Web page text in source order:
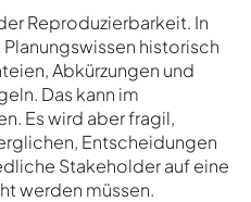
Reproduzierbarkeit. In
historisch
Abkürzungen und
Das kann im
Es wird aber fragil,
Entscheidungen
Stakeholder auf eine
werden müssen.